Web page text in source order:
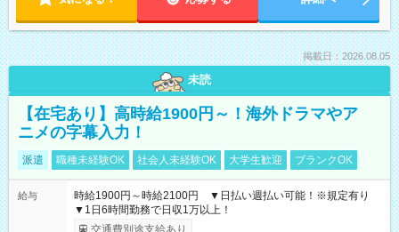
掲載日：2026.08.05
未読
【在宅あり】高時給1900円～！海外ドラマやア
ニメの字幕入力！
派遣 職種未経験OK 社会人未経験OK 大学生歓迎 ブランクOK
給与
時給1900円～時給2100円 ▼日払い週払い可能！※規定有り
▼1日6時間勤務で日収1万以上！
交通費別途支給あり